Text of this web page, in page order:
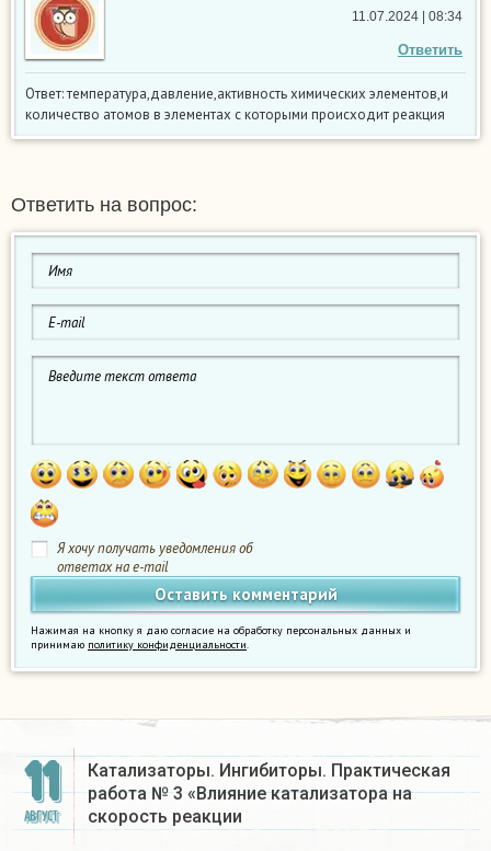
Ответить
11.07.2024 | 08:34
Ответ: температура,давление,активность химических элементов,и
количество атомов в элементах с которыми происходит реакция
Ответить на вопрос:
Я хочу получать уведомления об
ответах на e-mail
Нажимая на кнопку я даю согласие на обработку персональных данных и
принимаю политику конфиденциальности.
11
АВГУСТ
Катализаторы. Ингибиторы. Практическая
работа № 3 «Влияние катализатора на
скорость реакции